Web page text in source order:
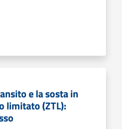
e la sosta in
limitato (ZTL):